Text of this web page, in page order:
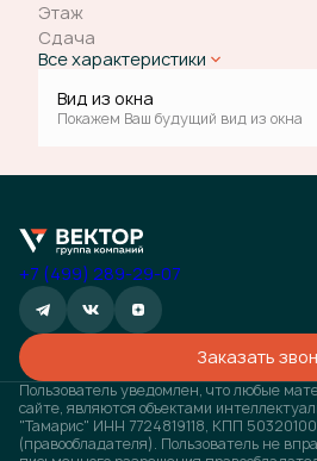
Этаж
Сдача
Все характеристики
Вид из окна
Покажем Ваш будущий вид из окна
+7 (499) 289-29-07
Заказать
Пользователь уведомлен, что любые
сайте, являются объектами
"Тамарис" ИНН 7724819118, КПП
(правообладателя). Пользователь не